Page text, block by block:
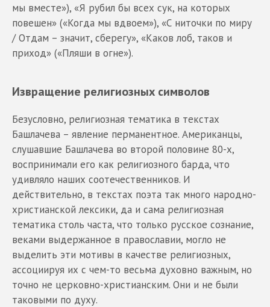
мы вместе»), «Я рубил бы всех сук, на которых
повешен» («Когда мы вдвоем»), «С ниточки по миру
/ Отдам – значит, сберегу», «Каков лоб, таков и
приход» («Пляши в огне»).
Извращение религиозных символов
Безусловно, религиозная тематика в текстах
Башлачева – явление перманентное. Американцы,
слушавшие Башлачева во второй половине 80-х,
воспринимали его как религиозного барда, что
удивляло наших соотечественников. И
действительно, в текстах поэта так много народно-
христианской лексики, да и сама религиозная
тематика столь часта, что только русское сознание,
веками выдержанное в православии, могло не
выделить эти мотивы в качестве религиозных,
ассоциируя их с чем-то весьма духовно важным, но
точно не церковно-христианским. Они и не были
таковыми по духу.